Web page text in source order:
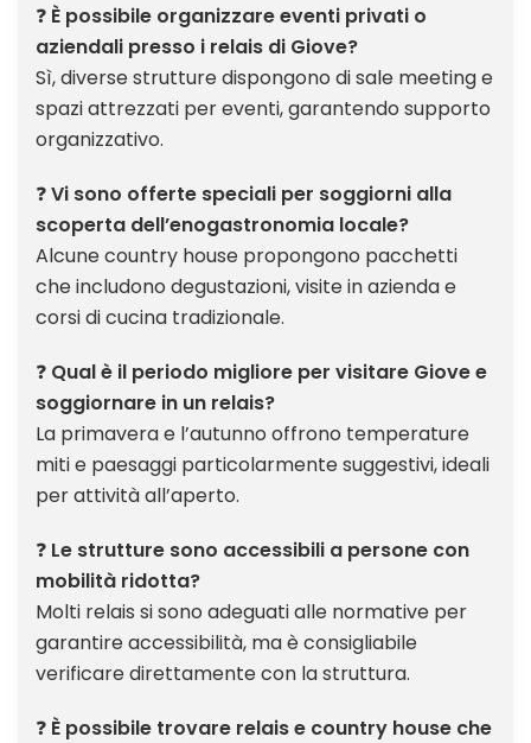
❓ È possibile organizzare eventi privati o
aziendali presso i relais di Giove?
Sì, diverse strutture dispongono di sale meeting e
spazi attrezzati per eventi, garantendo supporto
organizzativo.
❓Vi sono offerte speciali per soggiorni alla
scoperta dell’enogastronomia locale?
Alcune country house propongono pacchetti
che includono degustazioni, visite in azienda e
corsi di cucina tradizionale.
❓ Qual è il periodo migliore per visitare Giove e
soggiornare in un relais?
La primavera e l’autunno offrono temperature
miti e paesaggi particolarmente suggestivi, ideali
per attività all’aperto.
❓ Le strutture sono accessibili a persone con
mobilità ridotta?
Molti relais si sono adeguati alle normative per
garantire accessibilità, ma è consigliabile
verificare direttamente con la struttura.
❓ È possibile trovare relais e country house che